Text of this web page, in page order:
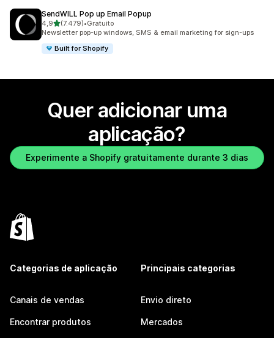
SendWILL Pop up Email Popup
4,9de 5 estrelas
(7.479)
7479 total de avaliações
•Gratuito
Newsletter pop-up windows, SMS & email marketing for sign-ups
Built for Shopify
Quer adicionar uma
aplicação?
Experimente a Shopify gratuitamente durante 3 dias
Categorias de aplicação
Canais de vendas
Encontrar produtos
Principais categorias
Envio direto
Mercados